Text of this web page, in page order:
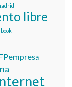
libre
FPempresa